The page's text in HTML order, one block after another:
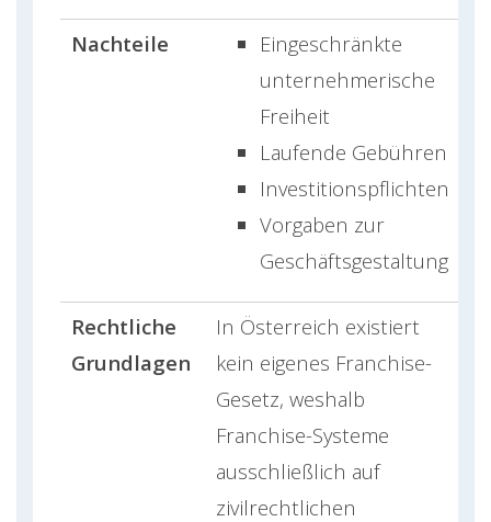
Nachteile
Eingeschränkte
unternehmerische
Freiheit
Laufende Gebühren
Investitionspflichten
Vorgaben zur
Geschäftsgestaltung
Rechtliche
Grundlagen
In Österreich existiert
kein eigenes Franchise-
Gesetz, weshalb
Franchise-Systeme
ausschließlich auf
zivilrechtlichen